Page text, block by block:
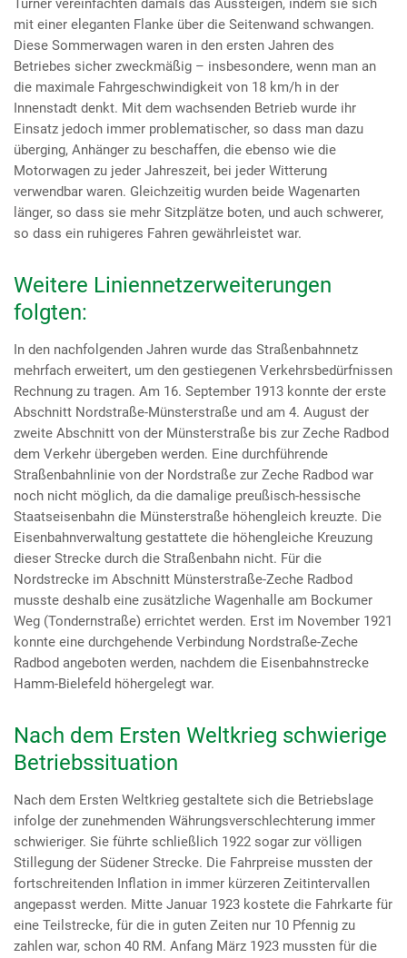
Turner vereinfachten damals das Aussteigen, indem sie sich
mit einer eleganten Flanke über die Seitenwand schwangen.
Diese Sommerwagen waren in den ersten Jahren des
Betriebes sicher zweckmäßig – insbesondere, wenn man an
die maximale Fahrgeschwindigkeit von 18 km/h in der
Innenstadt denkt. Mit dem wachsenden Betrieb wurde ihr
Einsatz jedoch immer problematischer, so dass man dazu
überging, Anhänger zu beschaffen, die ebenso wie die
Motorwagen zu jeder Jahreszeit, bei jeder Witterung
verwendbar waren. Gleichzeitig wurden beide Wagenarten
länger, so dass sie mehr Sitzplätze boten, und auch schwerer,
so dass ein ruhigeres Fahren gewährleistet war.
Weitere Liniennetzerweiterungen
folgten:
In den nachfolgenden Jahren wurde das Straßenbahnnetz
mehrfach erweitert, um den gestiegenen Verkehrsbedürfnissen
Rechnung zu tragen. Am 16. September 1913 konnte der erste
Abschnitt Nordstraße-Münsterstraße und am 4. August der
zweite Abschnitt von der Münsterstraße bis zur Zeche Radbod
dem Verkehr übergeben werden. Eine durchführende
Straßenbahnlinie von der Nordstraße zur Zeche Radbod war
noch nicht möglich, da die damalige preußisch-hessische
Staatseisenbahn die Münsterstraße höhengleich kreuzte. Die
Eisenbahnverwaltung gestattete die höhengleiche Kreuzung
dieser Strecke durch die Straßenbahn nicht. Für die
Nordstrecke im Abschnitt Münsterstraße-Zeche Radbod
musste deshalb eine zusätzliche Wagenhalle am Bockumer
Weg (Tondernstraße) errichtet werden. Erst im November 1921
konnte eine durchgehende Verbindung Nordstraße-Zeche
Radbod angeboten werden, nachdem die Eisenbahnstrecke
Hamm-Bielefeld höhergelegt war.
Nach dem Ersten Weltkrieg schwierige
Betriebssituation
Nach dem Ersten Weltkrieg gestaltete sich die Betriebslage
infolge der zunehmenden Währungsverschlechterung immer
schwieriger. Sie führte schließlich 1922 sogar zur völligen
Stillegung der Südener Strecke. Die Fahrpreise mussten der
fortschreitenden Inflation in immer kürzeren Zeitintervallen
angepasst werden. Mitte Januar 1923 kostete die Fahrkarte für
eine Teilstrecke, für die in guten Zeiten nur 10 Pfennig zu
zahlen war, schon 40 RM. Anfang März 1923 mussten für die